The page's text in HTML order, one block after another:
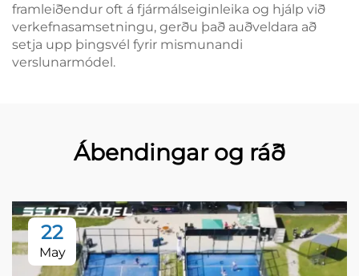
framleiðendur oft á fjármálseiginleika og hjálp við
verkefnasamsetningu, gerðu það auðveldara að
setja upp þingsvél fyrir mismunandi
verslunarmódel.
Ábendingar og ráð
22
May